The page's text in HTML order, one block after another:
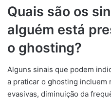
Quais são os
alguém está
o ghosting?
Alguns sinais que podem
a praticar o ghosting incluem
evasivas, diminuição da